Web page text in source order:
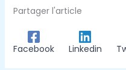
Partager l'article
Facebook Linkedin